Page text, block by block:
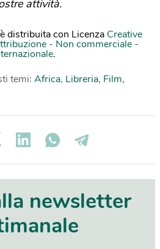
attività.
distribuita con Licenza Creative
- Non commerciale -
.
temi: Africa, Libreria, Film,
newsletter